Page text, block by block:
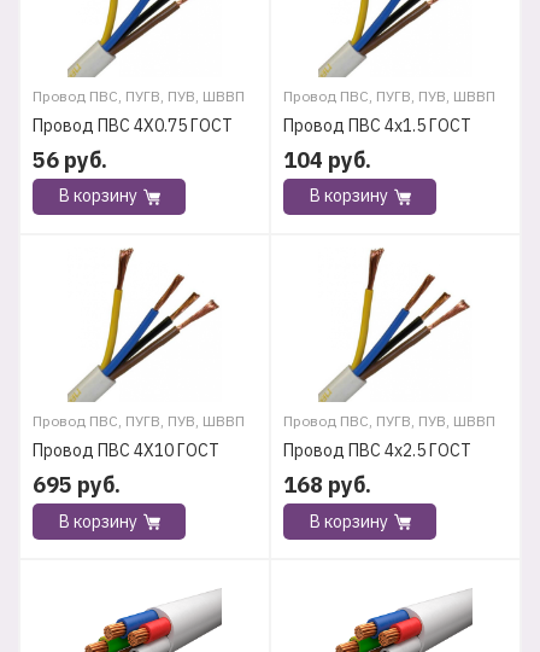
Провод ПВС, ПУГВ, ПУВ, ШВВП
Провод ПВС 4Х0.75 ГОСТ
56 руб.
В корзину
Провод ПВС, ПУГВ, ПУВ, ШВВП
Провод ПВС 4х1.5 ГОСТ
104 руб.
В корзину
Провод ПВС, ПУГВ, ПУВ, ШВВП
Провод ПВС 4Х10 ГОСТ
695 руб.
В корзину
Провод ПВС, ПУГВ, ПУВ, ШВВП
Провод ПВС 4х2.5 ГОСТ
168 руб.
В корзину